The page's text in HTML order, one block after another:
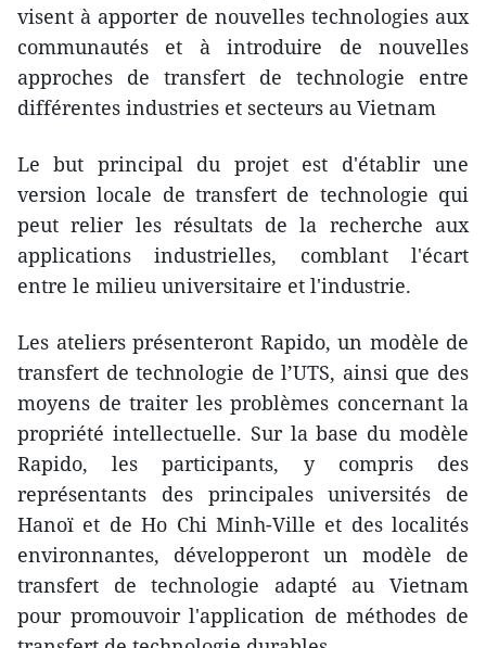
visent à apporter de nouvelles technologies aux
communautés et à introduire de nouvelles
approches de transfert de technologie entre
différentes industries et secteurs au Vietnam
Le but principal du projet est d'établir une
version locale de transfert de technologie qui
peut relier les résultats de la recherche aux
applications industrielles, comblant l'écart
entre le milieu universitaire et l'industrie.
Les ateliers présenteront Rapido, un modèle de
transfert de technologie de l’UTS, ainsi que des
moyens de traiter les problèmes concernant la
propriété intellectuelle. Sur la base du modèle
Rapido, les participants, y compris des
représentants des principales universités de
Hanoï et de Ho Chi Minh-Ville et des localités
environnantes, développeront un modèle de
transfert de technologie adapté au Vietnam
pour promouvoir l'application de méthodes de